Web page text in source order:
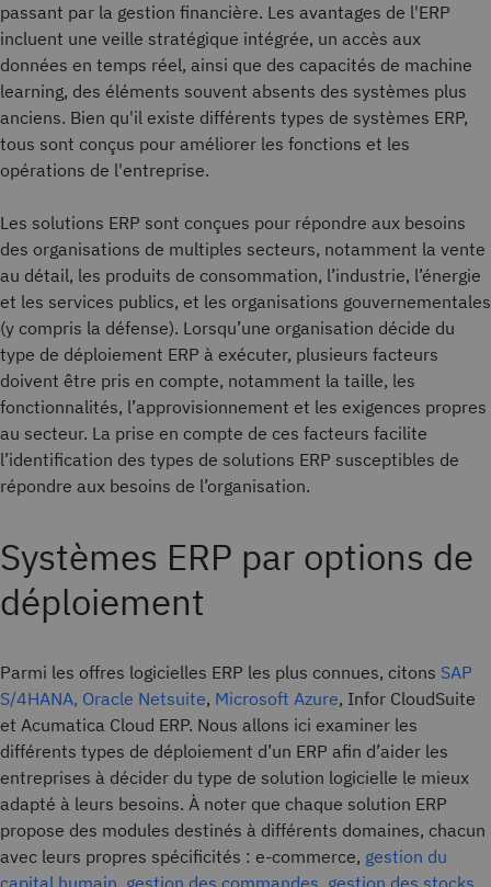
passant par la gestion financière. Les avantages de l'ERP
incluent une veille stratégique intégrée, un accès aux
données en temps réel, ainsi que des capacités de machine
learning, des éléments souvent absents des systèmes plus
anciens. Bien qu'il existe différents types de systèmes ERP,
tous sont conçus pour améliorer les fonctions et les
opérations de l'entreprise.
Les solutions ERP sont conçues pour répondre aux besoins
des organisations de multiples secteurs, notamment la vente
au détail, les produits de consommation, l’industrie, l’énergie
et les services publics, et les organisations gouvernementales
(y compris la défense). Lorsqu’une organisation décide du
type de déploiement ERP à exécuter, plusieurs facteurs
doivent être pris en compte, notamment la taille, les
fonctionnalités, l’approvisionnement et les exigences propres
au secteur. La prise en compte de ces facteurs facilite
l’identification des types de solutions ERP susceptibles de
répondre aux besoins de l’organisation.
Systèmes ERP par options de
déploiement
Parmi les offres logicielles ERP les plus connues, citons SAP
S/4HANA, Oracle Netsuite, Microsoft Azure, Infor CloudSuite
et Acumatica Cloud ERP. Nous allons ici examiner les
différents types de déploiement d’un ERP afin d’aider les
entreprises à décider du type de solution logicielle le mieux
adapté à leurs besoins. À noter que chaque solution ERP
propose des modules destinés à différents domaines, chacun
avec leurs propres spécificités : e-commerce, gestion du
capital humain gestion des commandes gestion des stocks